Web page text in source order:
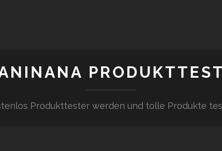
Produkttester werden und tolle Produkte